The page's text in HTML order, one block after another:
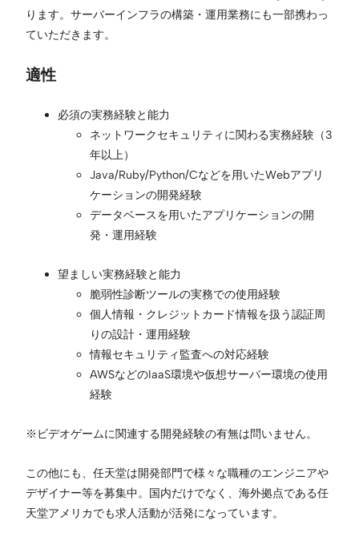
ります。サーバーインフラの構築・運用業務にも一部携わっ
ていただきます。
適性
必須の実務経験と能力
ネットワークセキュリティに関わる実務経験（3
年以上）
Java/Ruby/Python/Cなどを用いたWebアプリ
ケーションの開発経験
データベースを用いたアプリケーションの開
発・運用経験
望ましい実務経験と能力
脆弱性診断ツールの実務での使用経験
個人情報・クレジットカード情報を扱う認証周
りの設計・運用経験
情報セキュリティ監査への対応経験
AWSなどのIaaS環境や仮想サーバー環境の使用
経験
※ビデオゲームに関連する開発経験の有無は問いません。
この他にも、任天堂は開発部門で様々な職種のエンジニアや
デザイナー等を募集中。国内だけでなく、海外拠点である任
天堂アメリカでも求人活動が活発になっています。